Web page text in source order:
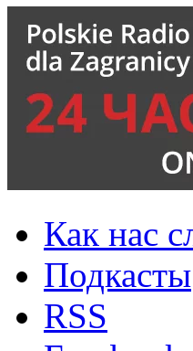
Как нас
Подкасты
RSS